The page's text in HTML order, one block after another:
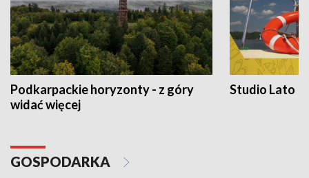
Podkarpackie horyzonty - z góry
widać więcej
Studio Lato
GOSPODARKA